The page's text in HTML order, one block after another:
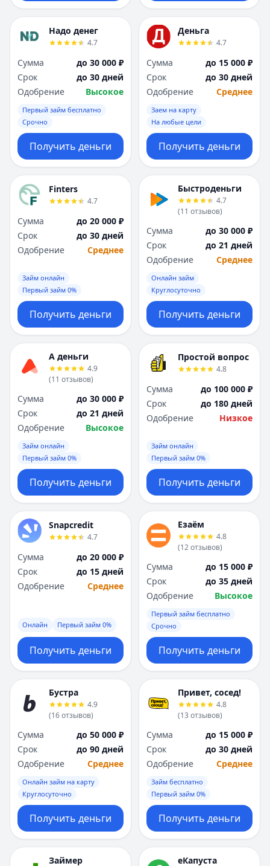
Надо денег
4.7
Сумма
до 30 000 ₽
Срок
до 30 дней
Одобрение
Высокое
Первый займ бесплатно
Срочно
Получить деньги
Деньга
4.7
Сумма
до 15 000 ₽
Срок
до 30 дней
Одобрение
Среднее
Заем на карту
На любые цели
Получить деньги
Finters
4.7
Сумма
до 20 000 ₽
Срок
до 30 дней
Одобрение
Среднее
Займ онлайн
Первый займ 0%
Получить деньги
Быстроденьги
4.7
(11 отзывов)
Сумма
до 30 000 ₽
Срок
до 21 дней
Одобрение
Среднее
Онлайн займ
Круглосуточно
Получить деньги
А деньги
4.9
(11 отзывов)
Сумма
до 30 000 ₽
Срок
до 21 дней
Одобрение
Высокое
Займ онлайн
Первый займ 0%
Получить деньги
Простой вопрос
4.8
Сумма
до 100 000 ₽
Срок
до 180 дней
Одобрение
Низкое
Займ онлайн
Первый займ 0%
Получить деньги
Snapcredit
4.7
Сумма
до 20 000 ₽
Срок
до 15 дней
Одобрение
Среднее
Онлайн Первый займ 0%
Получить деньги
Езаём
4.8
(12отзывов)
Сумма
до 15 000 ₽
Срок
до 35 дней
Одобрение
Высокое
Первый займ бесплатно
Срочно
Получить деньги
Бустра
4.9
(16отзывов)
Сумма
до 50 000 ₽
Срок
до 90 дней
Одобрение
Среднее
Онлайн займ на карту
Круглосуточно
Получить деньги
Привет, сосед!
4.8
(13 отзывов)
Сумма
до 15 000 ₽
Срок
до 30 дней
Одобрение
Среднее
Займ бесплатно
Первый займ 0%
Получить деньги
Займер еКапуста